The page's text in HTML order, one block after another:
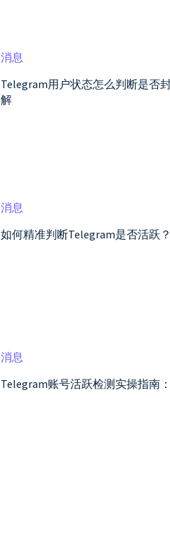
消息
Telegram用户状态怎么判断是否
解
消息
如何精准判断Telegram是否活跃
消息
Telegram账号活跃检测实操指南